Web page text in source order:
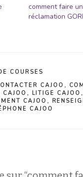
comment faire
réclamation
COURSES
CAJOO ,
CAJOO , LITIGE CAJOO ,
CAJOO ,
CAJOO